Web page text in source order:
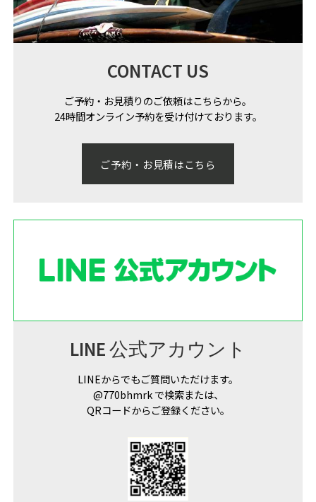
CONTACT US
ご予約・お見積りのご依頼はこちらから。
24時間オンライン予約を受け付けております。
ご予約・お見積はこちら
LINE 公式アカウント
LINEからでもご質問いただけます。
@770bhmrk で検索または、
QRコードからご登録ください。